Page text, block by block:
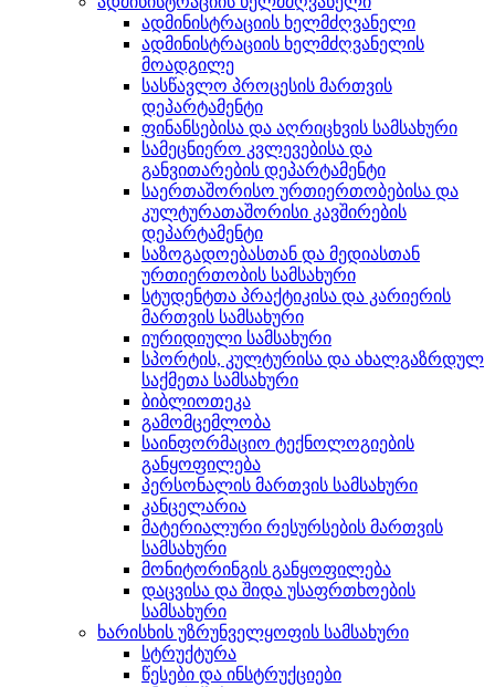
ადმინისტრაციის ხელმძღვანელი
ადმინისტრაციის ხელმძღვანელის
მოადგილე
სასწავლო პროცესის მართვის
დეპარტამენტი
ფინანსებისა და აღრიცხვის სამსახური
სამეცნიერო კვლევებისა და
განვითარების დეპარტამენტი
საერთაშორისო ურთიერთობებისა და
კულტურათაშორისი კავშირების
დეპარტამენტი
საზოგადოებასთან და მედიასთან
ურთიერთობის სამსახური
სტუდენტთა პრაქტიკისა და კარიერის
მართვის სამსახური
იურიდიული სამსახური
სპორტის, კულტურისა და ახალგაზრდულ
საქმეთა სამსახური
ბიბლიოთეკა
გამომცემლობა
საინფორმაციო ტექნოლოგიების
განყოფილება
პერსონალის მართვის სამსახური
კანცელარია
მატერიალური რესურსების მართვის
სამსახური
მონიტორინგის განყოფილება
დაცვისა და შიდა უსაფრთხოების
სამსახური
ხარისხის უზრუნველყოფის სამსახური
სტრუქტურა
წესები და ინსტრუქციები